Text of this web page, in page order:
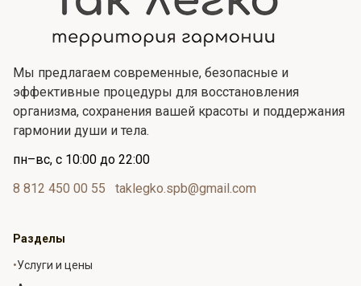
Мы предлагаем современные, безопасные и
эффективные процедуры для восстановления
организма, сохранения вашей красоты и поддержания
гармонии души и тела.
пн–вс, с 10:00 до 22:00
8 812 450 00 55
taklegko.spb@gmail.com
Разделы
•Услуги и цены